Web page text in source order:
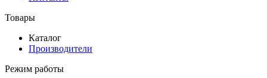
Каталог